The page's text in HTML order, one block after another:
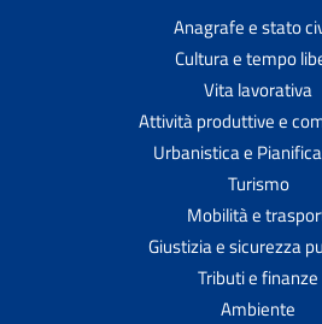
Anagrafe e stato
Cultura e tempo
Vita lavorativa
Attività produttive e
Urbanistica e
Turismo
Mobilità e
Giustizia e sicurezza
Tributi e finanze
Ambiente